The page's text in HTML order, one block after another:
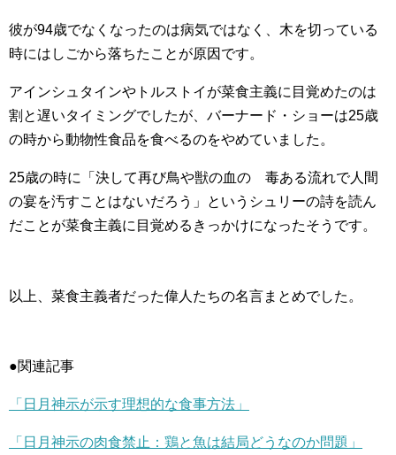
彼が94歳でなくなったのは病気ではなく、木を切っている
時にはしごから落ちたことが原因です。
アインシュタインやトルストイが菜食主義に目覚めたのは
割と遅いタイミングでしたが、バーナード・ショーは25歳
の時から動物性食品を食べるのをやめていました。
25歳の時に「決して再び鳥や獣の血の 毒ある流れで人間
の宴を汚すことはないだろう」というシュリーの詩を読ん
だことが菜食主義に目覚めるきっかけになったそうです。
以上、菜食主義者だった偉人たちの名言まとめでした。
●関連記事
「日月神示が示す理想的な食事方法」
「日月神示の肉食禁止：鶏と魚は結局どうなのか問題」